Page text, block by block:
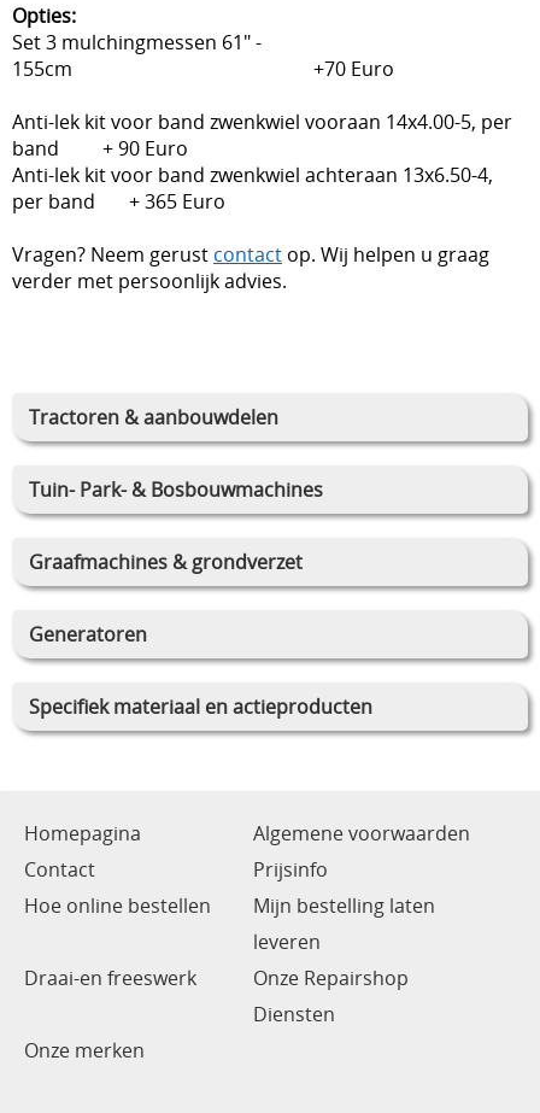
Tractoren & aanbouwdelen
Tuin- Park- & Bosbouwmachines
Graafmachines & grondverzet
Generatoren
Specifiek materiaal en actieproducten
Opties:
Set 3 mulchingmessen 61" -
155cm +70 Euro
Anti-lek kit voor band zwenkwiel vooraan 14x4.00-5, per
band + 90 Euro
Anti-lek kit voor band zwenkwiel achteraan 13x6.50-4,
per band + 365 Euro
Vragen? Neem gerust contact op. Wij helpen u graag
verder met persoonlijk advies.
Homepagina
Algemene voorwaarden
Contact
Prijsinfo
Hoe online bestellen
Mijn bestelling laten
leveren
Draai-en freeswerk
Onze Repairshop
Diensten
Onze merken